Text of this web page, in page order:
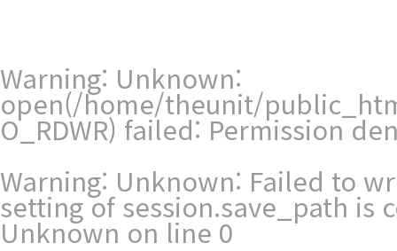
Warning: Unknown:
open(/home/theunit/
O_RDWR) failed: Permission
Warning: Unknown: Failed to
setting of session.save_path
Unknown on line 0